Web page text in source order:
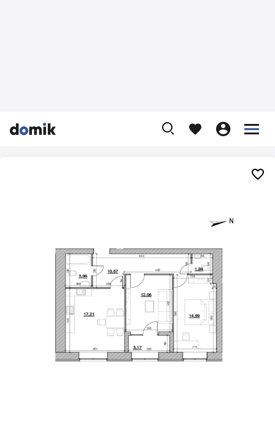


    


